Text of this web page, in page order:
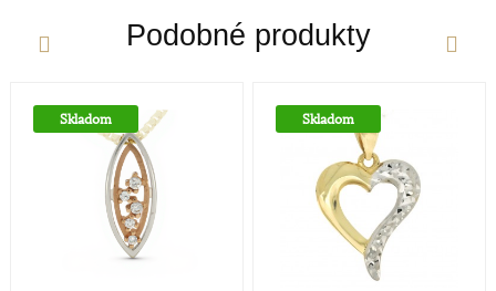
prevažne dizajnovou záležitosťou a zdobiaci efekt je
nadradený účelu hodiniek - ukazovať čas. V
až po veľké extravagantné.
Viac kamienkov
Rýdzosť zlata
Podobné produkty
Skladom Skladom